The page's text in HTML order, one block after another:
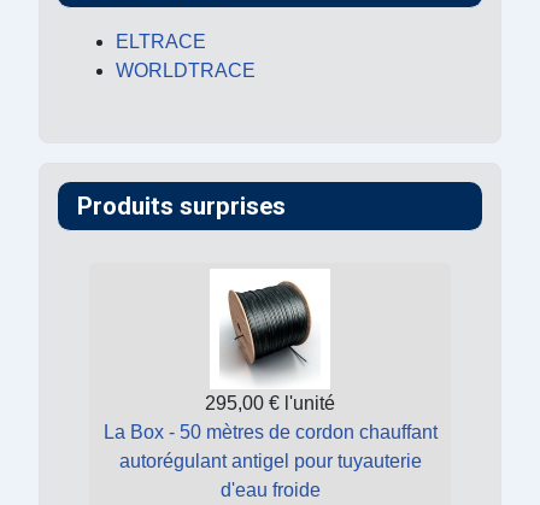
ELTRACE
WORLDTRACE
Produits surprises
295,00 € l'unité
La Box - 50 mètres de cordon chauffant
autorégulant antigel pour tuyauterie
d'eau froide